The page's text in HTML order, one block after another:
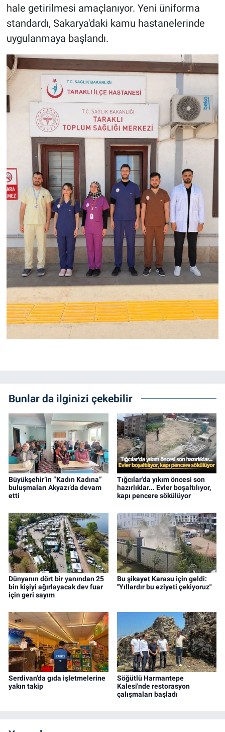
hale getirilmesi amaçlanıyor. Yeni üniforma
standardı, Sakarya'daki kamu hastanelerinde
uygulanmaya başlandı.
Bunlar da ilginizi çekebilir
Büyükşehir’in “Kadın Kadına”
buluşmaları Akyazı’da devam
etti
Tığcılar'da yıkım öncesi son
hazırlıklar... Evler boşaltılıyor,
kapı pencere sökülüyor
Dünyanın dört bir yanından 25
bin kişiyi ağırlayacak dev fuar
için geri sayım
Bu şikayet Karasu için geldi:
"Yıllardır bu eziyeti çekiyoruz"
Serdivan’da gıda işletmelerine
yakın takip
Söğütlü Harmantepe
Kalesi'nde restorasyon
çalışmaları başladı